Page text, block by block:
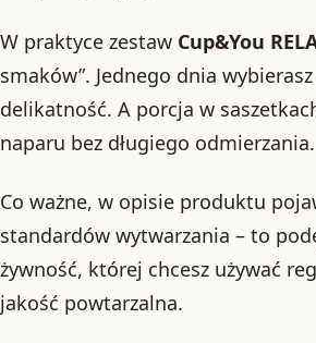
W praktyce zestaw Cup&You
smaków”. Jednego dnia
delikatność. A porcja w
naparu bez długiego odmierzania.
Co ważne, w opisie produktu
standardów wytwarzania – to
żywność, której chcesz używać
jakość powtarzalna.